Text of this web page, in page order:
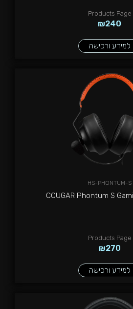
₪240
Products Page
למידע ורכישה
HS-PHONTUM-S
COUGAR Phontum S
₪270
Products Page
למידע ורכישה